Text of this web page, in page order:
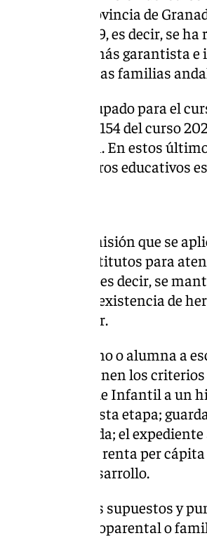
de la provincia de
curso 2018-19, es decir, se
es más garantista
por parte de las familias
ha reagrupado para el
frente a los 154 del curso
escolarización. En estos
en centros educativos es
criterios de admisión que se
colegios o institutos para
próximo curso, es decir, se
14 puntos por existencia de
familiar.
que el alumno o alumna a
y se mantienen los
el primer ciclo de Infantil a un
en esta etapa;
remunerada; el
Bachillerato; de renta per
del desarrollo.
los mismos supuestos y
familia monoparental o